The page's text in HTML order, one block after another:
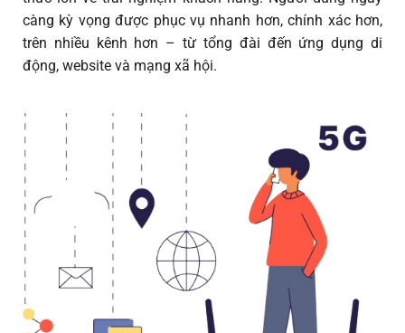
càng kỳ vọng được phục vụ nhanh hơn, chính xác hơn,
trên nhiều kênh hơn – từ tổng đài đến ứng dụng di
động, website và mạng xã hội.